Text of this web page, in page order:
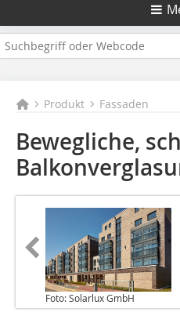
Produkt Fassaden
Bewegliche,
Foto: Solarlux GmbH